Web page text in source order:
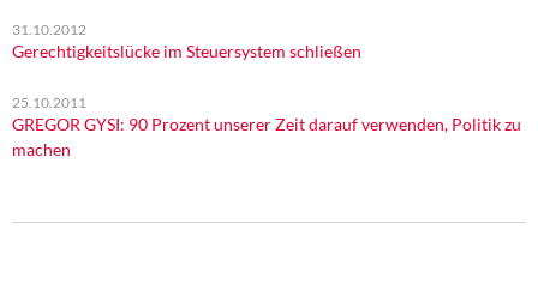
31.10.2012
Gerechtigkeitslücke im Steuersystem schließen
25.10.2011
GREGOR GYSI: 90 Prozent unserer Zeit darauf verwenden, Politik zu
machen